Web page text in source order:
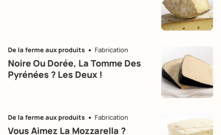
De la ferme aux produits Fabrication
Noire Ou Dorée, La Tomme Des
Pyrénées ? Les Deux !
De la ferme aux produits Fabrication
Vous Aimez La Mozzarella ?